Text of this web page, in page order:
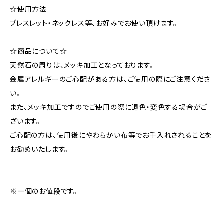
☆使用方法
ブレスレット・ネックレス等、お好みでお使い頂けます。
☆商品について☆
天然石の周りは、メッキ加工となっております。
金属アレルギーのご心配がある方は、ご使用の際にご注意くださ
い。
また、メッキ加工ですのでご使用の際に退色・変色する場合がご
ざいます。
ご心配の方は、使用後にやわらかい布等でお手入れされることを
お勧めいたします。
※一個のお値段です。